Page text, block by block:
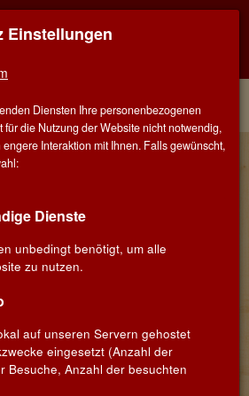
aus Mosel
Einstellungen
Diensten Ihre personenbezogenen
für die Nutzung der Website nicht notwendig,
Interaktion mit Ihnen. Falls gewünscht,
Dienste
unbedingt benötigt, um alle
zu nutzen.
auf unseren Servern gehostet
eingesetzt (Anzahl der
Besuche, Anzahl der besuchten